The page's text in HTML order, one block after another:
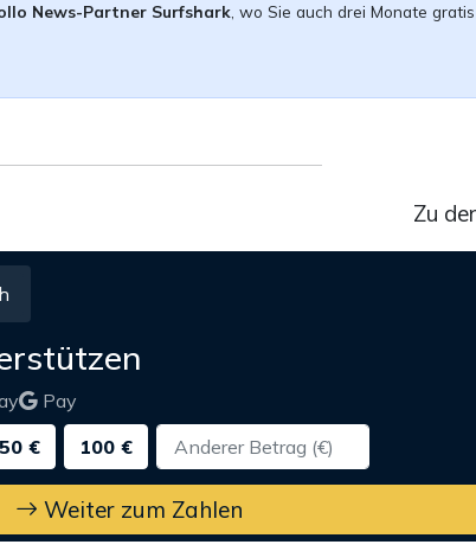
News-Partner Surfshark, wo Sie auch drei Monate gratis
Zu
Pay
50 € 100 €
Weiter zum Zahlen